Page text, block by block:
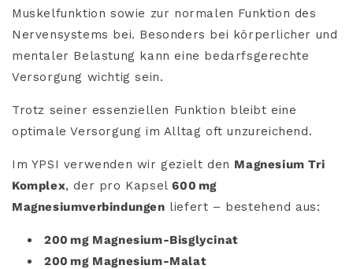
Muskelfunktion sowie zur normalen Funktion des
Nervensystems bei. Besonders bei körperlicher und
mentaler Belastung kann eine bedarfsgerechte
Versorgung wichtig sein.
Trotz seiner essenziellen Funktion bleibt eine
optimale Versorgung im Alltag oft unzureichend.
Im YPSI verwenden wir gezielt den Magnesium Tri
Komplex, der pro Kapsel600 mg
Magnesiumverbindungen liefert – bestehend aus:
200 mg Magnesium-Bisglycinat
200 mg Magnesium-Malat